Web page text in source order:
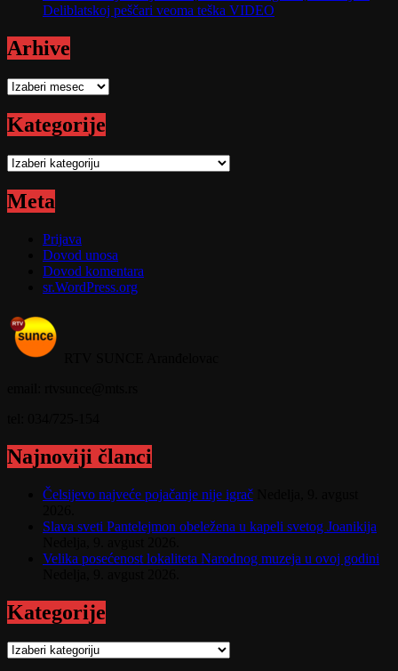
Deliblatskoj peščari veoma teška VIDEO
Arhive
Arhive
Kategorije
Kategorije
Meta
Prijava
Dovod unosa
Dovod komentara
sr.WordPress.org
Najnoviji članci
Čelsijevo najveće pojačanje nije igrač
Slava sveti Pantelejmon obeležena u kapeli svetog Joanikija
Velika posećenost lokaliteta Narodnog muzeja u ovoj godini
Kategorije
Kategorije